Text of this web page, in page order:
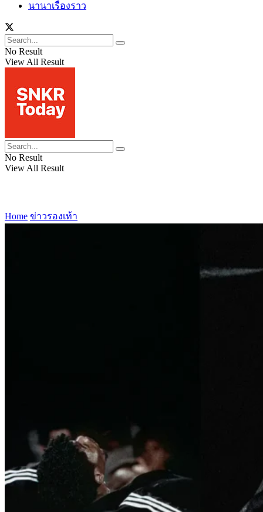
นานาเรื่องราว
No Result
View All Result
No Result
View All Result
Home ข่าวรองเท้า